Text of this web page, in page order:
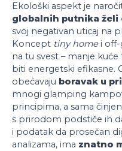
Ekološki aspekt je
globalnih putnika želi
svoj negativan uticaj na
Koncept tiny homei off-
na tu svest – manje
biti energetski efikasne.
obećavaju boravak u
mnogi glamping
principima, a sama
s prirodom podstiče ih
i podatak da prosečan
analizama, ima znatno